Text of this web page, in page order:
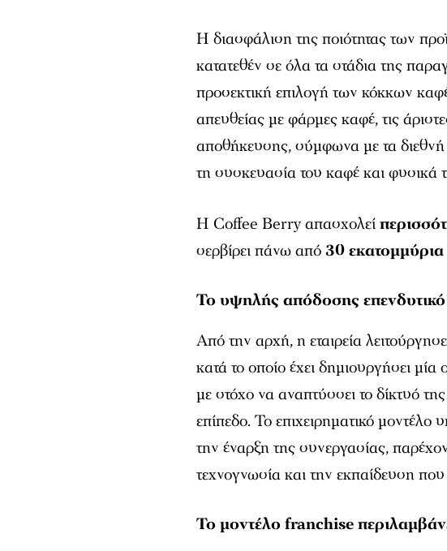
Η διασφάλιση της ποιότητας των
κατατεθέν σε όλα τα στάδια της
προσεκτική επιλογή των κόκκων
απευθείας με φάρμες καφέ, τις
αποθήκευσης, σύμφωνα με τα διεθνή
τη συσκευασία του καφέ και φυσικά
Η Coffee Berry απασχολεί
σερβίρει πάνω από30
Το υψηλής απόδοσης
Από την αρχή, η εταιρεία
κατά το οποίο έχει δημιουργήσει
με στόχο να αναπτύσσει το δίκτυό
επίπεδο. Το επιχειρηματικό μοντέλο
την έναρξη της συνεργασίας,
τεχνογνωσία και την εκπαίδευση
Το μοντέλο franchise